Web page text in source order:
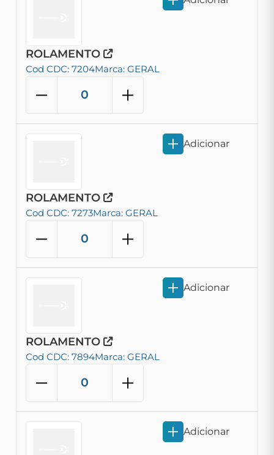
ROLAMENTO
Cod CDC: 7204Marca: GERAL
ROLAMENTO
Cod CDC: 7273Marca: GERAL
Adicionar
ROLAMENTO
Cod CDC: 7894Marca: GERAL
Adicionar
Adicionar